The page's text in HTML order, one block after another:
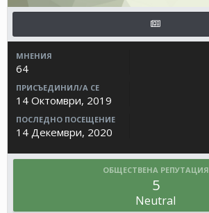
МНЕНИЯ
64
ПРИСЪЕДИНИЛ/А СЕ
14 Октомври, 2019
ПОСЛЕДНО ПОСЕЩЕНИЕ
14 Декември, 2020
ОБЩЕСТВЕНА РЕПУТАЦИЯ
5
Neutral